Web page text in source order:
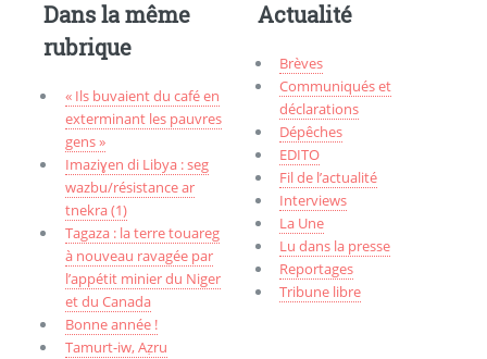
Dans la même
rubrique
« Ils buvaient du café en
exterminant les pauvres
gens »
Imaziɣen di Libya : seg
wazbu/résistance ar
tnekra (1)
Tagaza : la terre touareg
à nouveau ravagée par
l’appétit minier du Niger
et du Canada
Bonne année !
Tamurt-iw, Aẓru
Actualité
Brèves
Communiqués et
déclarations
Dépêches
EDITO
Fil de l’actualité
Interviews
La Une
Lu dans la presse
Reportages
Tribune libre